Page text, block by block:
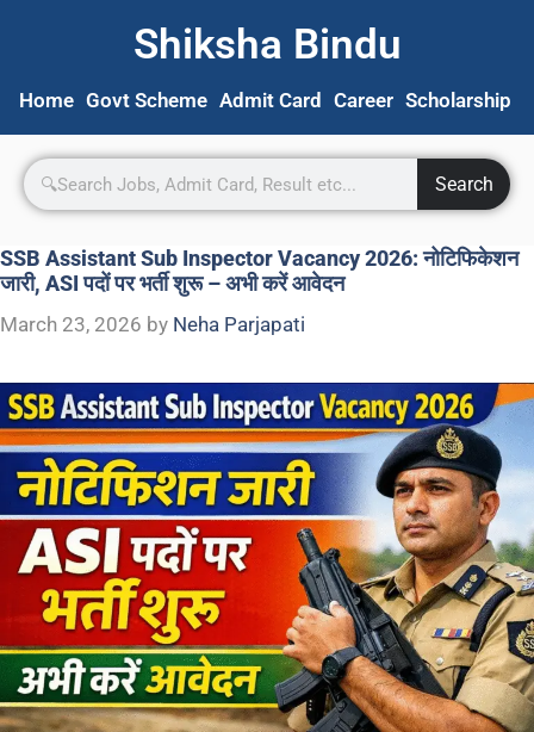
Shiksha Bindu
Home Govt Scheme Admit Card Career Scholarship
Search
SSB Assistant Sub Inspector Vacancy 2026: नोटिफिकेशन
जारी, ASI पदों पर भर्ती शुरू – अभी करें आवेदन
March 23, 2026 by Neha Parjapati